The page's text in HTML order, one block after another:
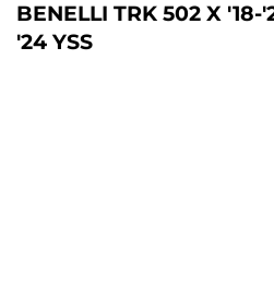
BENELLI TRK 502 X '18-
'24 YSS